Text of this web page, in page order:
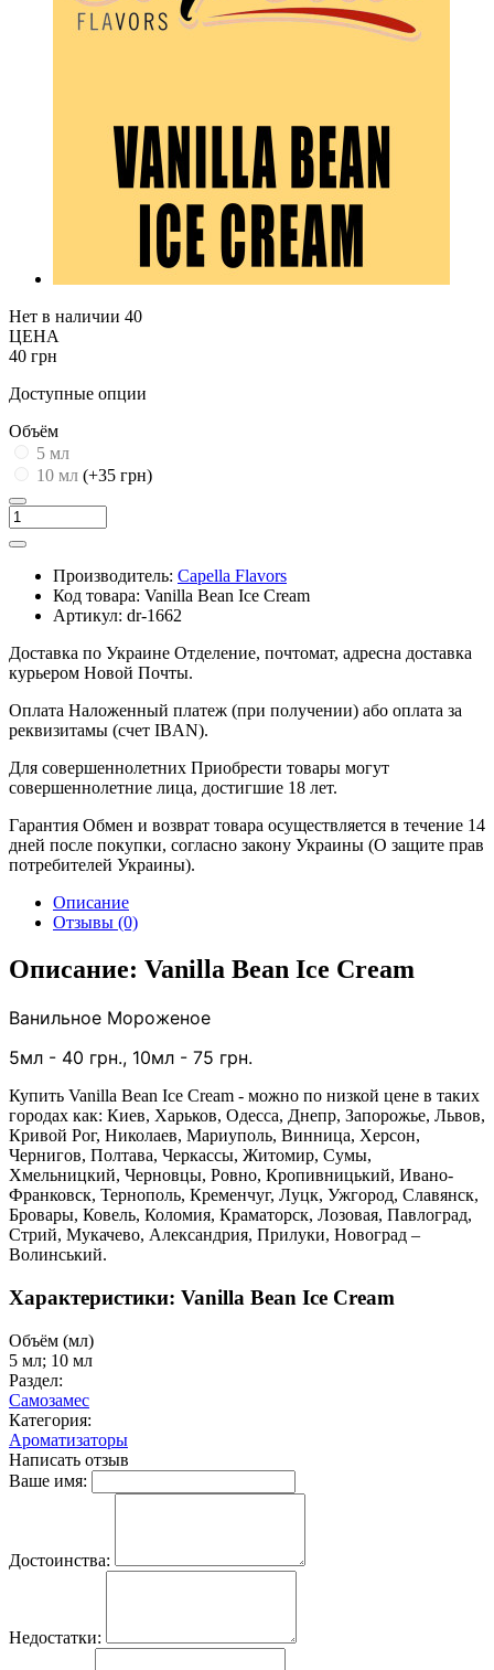
Нет в наличии 40
ЦЕНА
40 грн
Доступные опции
Объём
5 мл
10 мл (+35 грн)
Производитель: Capella Flavors
Код товара: Vanilla Bean Ice Cream
Артикул: dr-1662
Доставка по Украине Отделение, почтомат, адресна доставка
курьером Новой Почты.
Оплата Наложенный платеж (при получении) або оплата за
реквизитамы (счет IBAN).
Для совершеннолетних Приобрести товары могут
совершеннолетние лица, достигшие 18 лет.
Гарантия Обмен и возврат товара осуществляется в течение 14
дней после покупки, согласно закону Украины (О защите прав
потребителей Украины).
Описание
Отзывы (0)
Описание: Vanilla Bean Ice Cream
Ванильное Мороженое
5мл - 40 грн., 10мл - 75 грн.
Купить Vanilla Bean Ice Cream - можно по низкой цене в таких
городах как: Киев, Харьков, Одесса, Днепр, Запорожье, Львов,
Кривой Рог, Николаев, Мариуполь, Винница, Херсон,
Чернигов, Полтава, Черкассы, Житомир, Сумы,
Хмельницкий, Черновцы, Ровно, Кропивницький, Ивано-
Франковск, Тернополь, Кременчуг, Луцк, Ужгород, Славянск,
Бровары, Ковель, Коломия, Краматорск, Лозовая, Павлоград,
Стрий, Мукачево, Александрия, Прилуки, Новоград –
Волинський.
Характеристики: Vanilla Bean Ice Cream
Объём (мл)
5 мл; 10 мл
Раздел:
Самозамес
Категория:
Ароматизаторы
Написать отзыв
Ваше имя:
Достоинства:
Недостатки: